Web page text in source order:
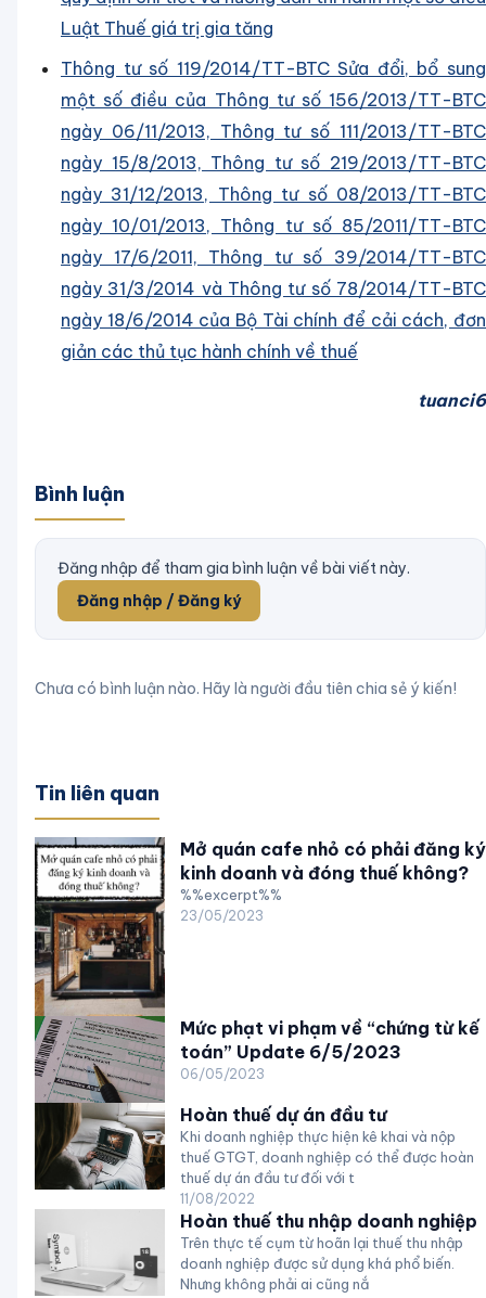
Luật Thuế giá trị gia tăng
Thông tư số 119/2014/TT-BTC Sửa đổi, bổ sung
một số điều của Thông tư số 156/2013/TT-BTC
ngày 06/11/2013, Thông tư số 111/2013/TT-BTC
ngày 15/8/2013, Thông tư số 219/2013/TT-BTC
ngày 31/12/2013, Thông tư số 08/2013/TT-BTC
ngày 10/01/2013, Thông tư số 85/2011/TT-BTC
ngày 17/6/2011, Thông tư số 39/2014/TT-BTC
ngày 31/3/2014 và Thông tư số 78/2014/TT-BTC
ngày 18/6/2014 của Bộ Tài chính để cải cách, đơn
giản các thủ tục hành chính về thuế
tuanci6
Bình luận
Đăng nhập để tham gia bình luận về bài viết này.
Đăng nhập / Đăng ký
Chưa có bình luận nào. Hãy là người đầu tiên chia sẻ ý kiến!
Tin liên quan
Mở quán cafe nhỏ có phải đăng ký
kinh doanh và đóng thuế không?
%%excerpt%%
23/05/2023
Mức phạt vi phạm về “chứng từ kế
toán” Update 6/5/2023
06/05/2023
Hoàn thuế dự án đầu tư
Khi doanh nghiệp thực hiện kê khai và nộp
thuế GTGT, doanh nghiệp có thể được hoàn
thuế dự án đầu tư đối với t
11/08/2022
Hoàn thuế thu nhập doanh nghiệp
Trên thực tế cụm từ hoãn lại thuế thu nhập
doanh nghiệp được sử dụng khá phổ biến.
Nhưng không phải ai cũng nắ